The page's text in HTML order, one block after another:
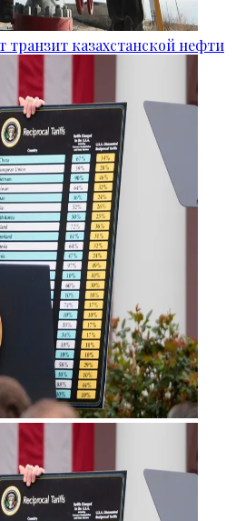
транзит казахстанской нефти